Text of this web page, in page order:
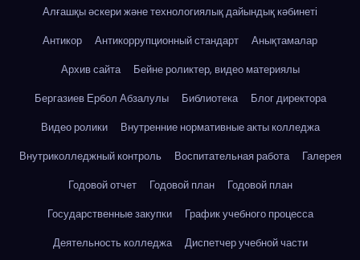
Алғашқы әскери және технологиялық дайындық кәбинеті
Антикор
Антикоррупционный стандарт
Анықтамалар
Архив сайта
Бейне роликтер, видео материялы
Бергазиев Ербол Абзалулы
Библиотека
Блог директора
Видео ролики
Внутренние нормативные акты колледжа
Внутриколледжный контроль
Воспитательная работа
Галерея
Годовой отчет
Годовой план
Годовой план
Государственные закупки
График учебного процесса
Деятельность колледжа
Диспетчер учебной части